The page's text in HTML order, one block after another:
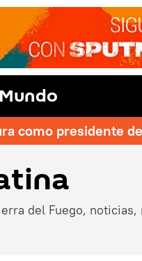
Mundo
como presidente
del Fuego,